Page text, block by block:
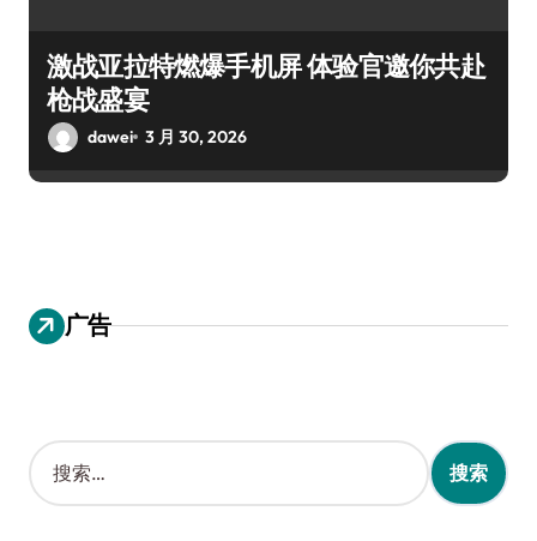
激战亚拉特燃爆手机屏 体验官邀你共赴
枪战盛宴
dawei 3 月 30, 2026
广告
搜
索
：